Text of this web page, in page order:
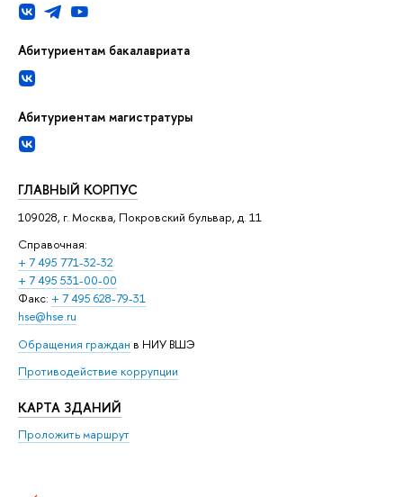
Абитуриентам бакалавриата
Абитуриентам магистратуры
ГЛАВНЫЙ КОРПУС
109028, г. Москва, Покровский бульвар, д. 11
Справочная:
+ 7 495 771-32-32
+ 7 495 531-00-00
Факс: + 7 495 628-79-31
hse@hse.ru
Обращения граждан в НИУ ВШЭ
Противодействие коррупции
КАРТА ЗДАНИЙ
Проложить маршрут